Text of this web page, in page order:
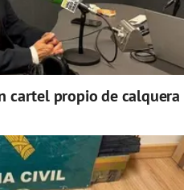
cartel propio de calquera